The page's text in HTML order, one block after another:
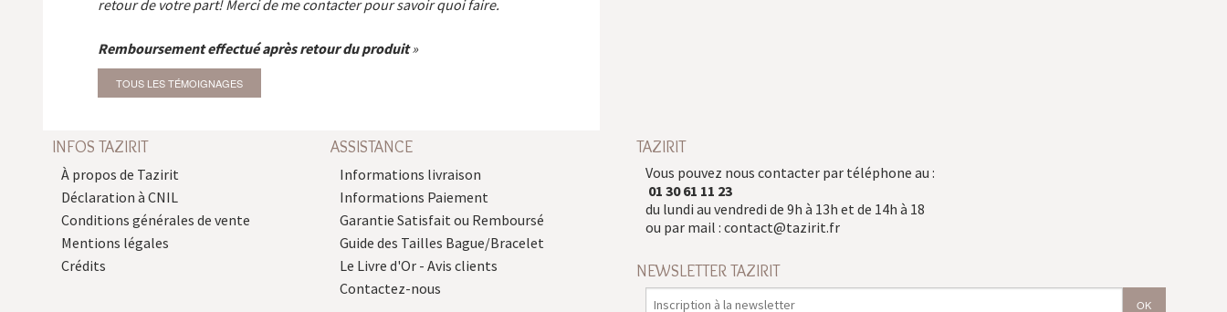
retour de votre part! Merci de me contacter pour savoir quoi faire.
Remboursement effectué après retour du produit
TOUS LES TÉMOIGNAGES
INFOS TAZIRIT
À propos de Tazirit
Déclaration à CNIL
Conditions générales de vente
Mentions légales
Crédits
ASSISTANCE
Informations livraison
Informations Paiement
Garantie Satisfait ou Remboursé
Guide des Tailles Bague/Bracelet
Le Livre d'Or - Avis clients
Contactez-nous
TAZIRIT
Vous pouvez nous contacter par téléphone au :
01 30 61 11 23
du lundi au vendredi de 9h à 13h et de 14h à 18
ou par mail : contact@tazirit.fr
NEWSLETTER TAZIRIT